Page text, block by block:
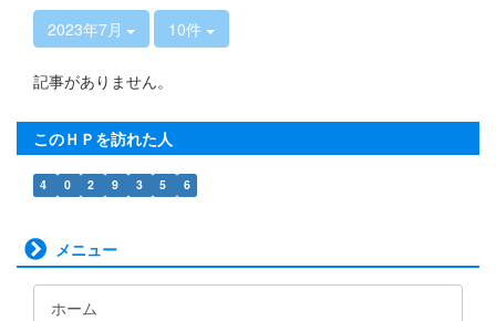
2023年7月 10件
記事がありません。
このＨＰを訪れた人
4 0 2 9 3 5 6
メニュー
ホーム